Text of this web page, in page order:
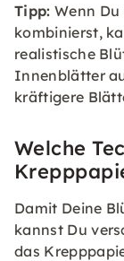
Tipp: Wenn
kombinierst,
realistische
Innenblätter
kräftigere
Welche
Damit Deine
kannst Du
das